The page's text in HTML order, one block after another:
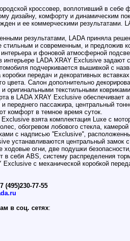
кроссовер, воплотивший в
дизайну, комфорту и динамическим
и ее коммерческими результатами.
результатами, LADA приняла
и современным, и предложив
и фоновой атмосферной
интерьере LADA XRAY Exclusive
подчеркивается вышивкой с
передач и декоративных
цвета. Салон дополнительно
оригинальными текстильными
в LADA XRAY Exclusive обеспечивает
переднего пассажира, центральный
комфорт в темное время суток.
взята комплектация Luxe с
обогревом лобового стекла,
с надписью ''Exclusive'',
устанавливаются центральный замок
ходовые огни, две подушки
в себя ABS, систему распределения
с механической коробкой
(495)230-77-55
в соц. сетях: